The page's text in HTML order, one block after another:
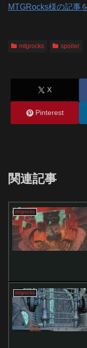
MTGRocks様の記事
mtgrocks spoiler
X
Pinterest
関連記事
mtgrocks
mtgrocks